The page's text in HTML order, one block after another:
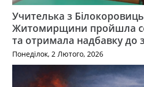
Учителька з
Житомирщини пройшла
та отримала надбавку до
Понеділок, 2 Лютого, 2026